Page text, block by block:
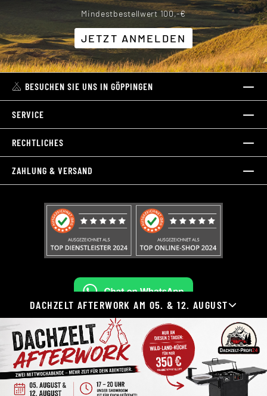
DACHZELT AFTERWORK AM 05. & 12. AUGUST
Mindestbestellwert 100,-€
JETZT ANMELDEN
BESUCHEN SIE UNS IN GÖPPINGEN
SERVICE
RECHTLICHES
ZAHLUNG & VERSAND
Widerruf erklären
Alle Preise inkl. gesetzl. Mehrwertsteuer zzgl.Versandkosten
und ggf. Nachnahmegebühren, wenn nicht anders